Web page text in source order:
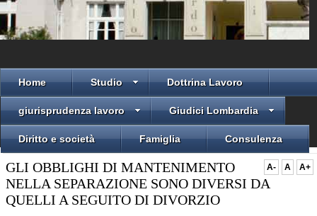
Home Studio Dottrina Lavoro
giurisprudenza lavoro Giudici Lombardia
Diritto e società Famiglia Consulenza
A- A A+
GLI OBBLIGHI DI MANTENIMENTO
NELLA SEPARAZIONE SONO DIVERSI DA
QUELLI A SEGUITO DI DIVORZIO